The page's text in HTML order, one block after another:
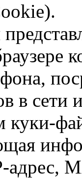
в сети
куки-
адрес,